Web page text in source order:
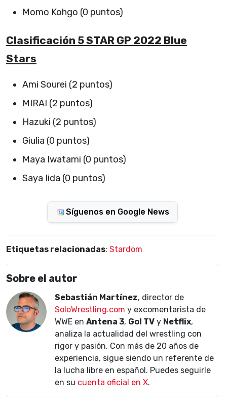
Momo Kohgo (0 puntos)
Clasificación 5 STAR GP 2022 Blue
Stars
Ami Sourei (2 puntos)
MIRAI (2 puntos)
Hazuki (2 puntos)
Giulia (0 puntos)
Maya Iwatami (0 puntos)
Saya Iida (0 puntos)
Síguenos en Google News
Etiquetas relacionadas: Stardom
Sobre el autor
Sebastián Martínez, director de
SoloWrestling.com y excomentarista de
WWE en Antena 3, Gol TV y Netflix,
analiza la actualidad del wrestling con
rigor y pasión. Con más de 20 años de
experiencia, sigue siendo un referente de
la lucha libre en español. Puedes seguirle
en su cuenta oficial en X.